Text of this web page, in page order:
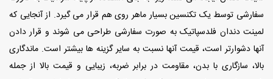
سفارشی توسط یک تکنسین بسیار ماهر روی هم قرار می گیرد. از آنجایی که
لمینت دندان فلدسپاتیک به صورت سفارشی طراحی می شوند و قرار دادن
آنها دشوارتر است، قیمت آنها نسبت به سایر گزینه ها بیشتر است. ماندگاری
بالا، سازگاری با بدن، مقاومت در برابر ضربه، زیبایی و قیمت بالا از جمله